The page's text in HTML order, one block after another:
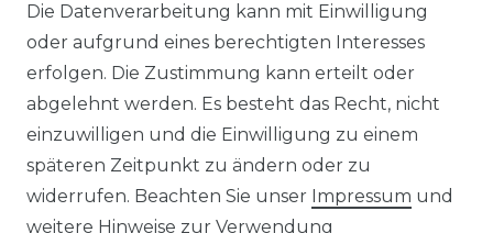
HERSTELLER
REFERENZEN
Die Datenverarbeitung kann mit Einwilligung
oder aufgrund eines berechtigten Interesses
erfolgen. Die Zustimmung kann erteilt oder
abgelehnt werden. Es besteht das Recht, nicht
einzuwilligen und die Einwilligung zu einem
späteren Zeitpunkt zu ändern oder zu
widerrufen. Beachten Sie unser Impressum und
weitere Hinweise zur Verwendung